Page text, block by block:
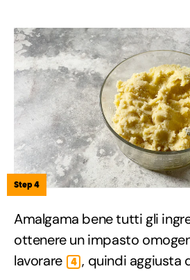
Step 4
Amalgama bene tutti gli
ottenere un impasto
lavorare
4 , quindi aggiusta